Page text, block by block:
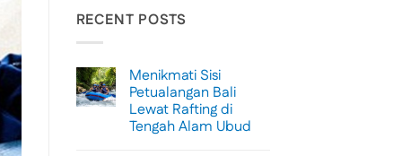
RECENT POSTS
Menikmati Sisi
Petualangan Bali
Lewat Rafting di
Tengah Alam Ubud